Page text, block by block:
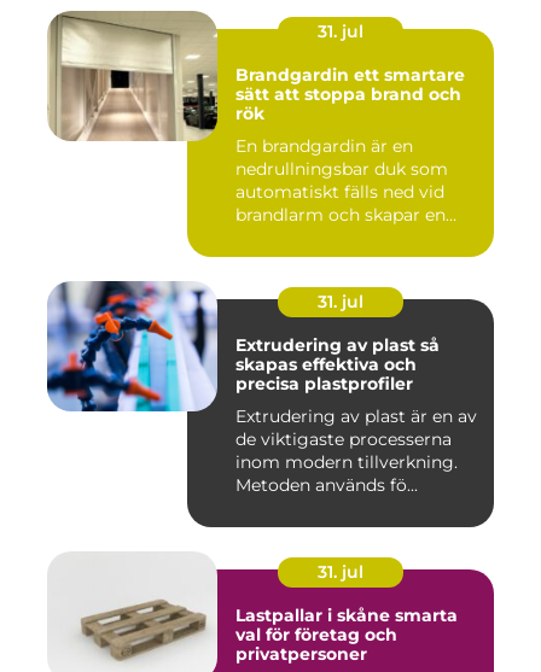
31. jul
Brandgardin ett smartare
sätt att stoppa brand och
rök
En brandgardin är en
nedrullningsbar duk som
automatiskt fälls ned vid
brandlarm och skapar en
31. jul
Extrudering av plast så
skapas effektiva och
precisa plastprofiler
Extrudering av plast är en av
de viktigaste processerna
inom modern tillverkning.
Metoden används fö...
31. jul
Lastpallar i skåne smarta
val för företag och
privatpersoner